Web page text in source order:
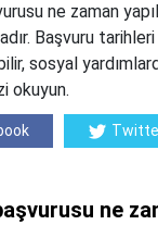
ne zaman
Başvuru
sosyal
okuyun.
ne